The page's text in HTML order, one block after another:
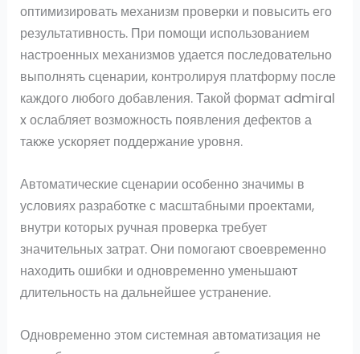
оптимизировать механизм проверки и повысить его
результативность. При помощи использованием
настроенных механизмов удается последовательно
выполнять сценарии, контролируя платформу после
каждого любого добавления. Такой формат admiral
x ослабляет возможность появления дефектов а
также ускоряет поддержание уровня.
Автоматические сценарии особенно значимы в
условиях разработке с масштабными проектами,
внутри которых ручная проверка требует
значительных затрат. Они помогают своевременно
находить ошибки и одновременно уменьшают
длительность на дальнейшее устранение.
Одновременно этом системная автоматизация не